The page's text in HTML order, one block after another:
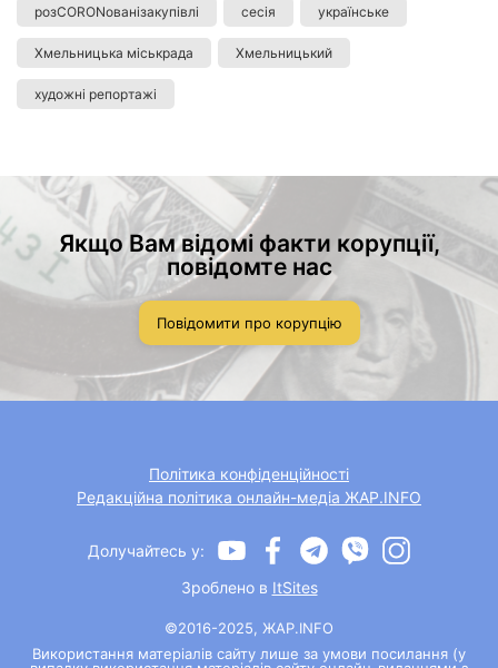
розCORONованізакупівлі сесія українське
Хмельницька міськрада Хмельницький
художні репортажі
Якщо Вам відомі факти корупції,
повідомте нас
Повідомити про корупцію
Політика конфіденційності
Редакційна політика онлайн-медіа ЖАР.INFO
Долучайтесь у:
Зроблено в ItSites
©2016-2025, ЖАР.INFO
Використання матеріалів сайту лише за умови посилання (у